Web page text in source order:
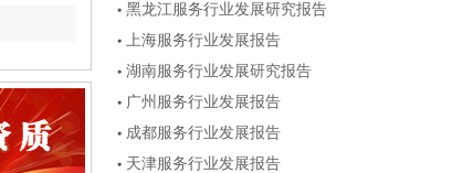
黑龙江服务行业发展研究报告
上海服务行业发展报告
湖南服务行业发展研究报告
广州服务行业发展报告
成都服务行业发展报告
天津服务行业发展报告